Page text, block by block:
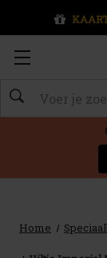
Zoeken
Home